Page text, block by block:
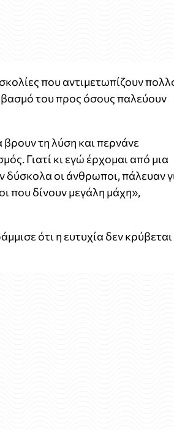
που αντιμετωπίζουν
του προς όσους παλεύουν
τη λύση και περνάνε
Γιατί κι εγώ έρχομαι από μια
δύσκολα οι άνθρωποι, πάλευαν
που δίνουν μεγάλη μάχη»,
ότι η ευτυχία δεν κρύβεται